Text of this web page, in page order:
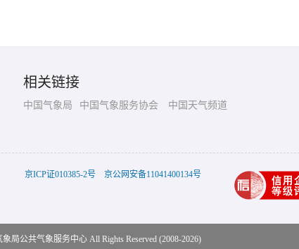
相关链接
中国气象局 中国气象服务协会 中国天气频道
京ICP证010385-2号 京公网安备11041400134号
象局公共气象服务中心All Rights Reserved (2008-2026)